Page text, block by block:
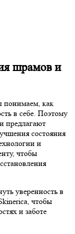
шрамов и
понимаем, как
в себе. Поэтому
предлагают
состояния
и
чтобы
уверенность в
чтобы
и заботе